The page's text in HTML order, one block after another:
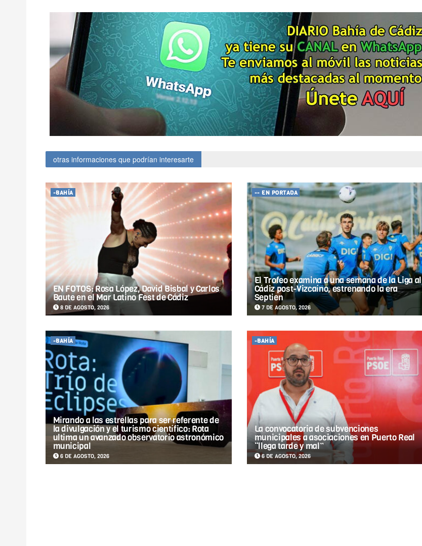
otras informaciones que podrían interesarte
-BAHÍA
EN FOTOS: Rosa López, David Bisbal y Carlos
Baute en el Mar Latino Fest de Cádiz
8 DE AGOSTO, 2026
-- EN PORTADA
El Trofeo examina a una semana de la Liga al
Cádiz post-Vizcaíno, estrenando la era
Septien
7 DE AGOSTO, 2026
-BAHÍA
Mirando a las estrellas para ser referente de
la divulgación y el turismo científico: Rota
ultima un avanzado observatorio astronómico
municipal
6 DE AGOSTO, 2026
-BAHÍA
La convocatoria de subvenciones
municipales a asociaciones en Puerto Real
“llega tarde y mal”
6 DE AGOSTO, 2026